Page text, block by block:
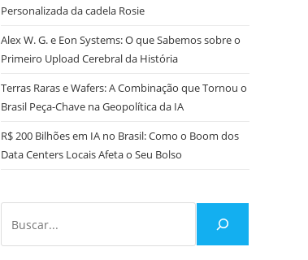
Personalizada da cadela Rosie
Alex W. G. e Eon Systems: O que Sabemos sobre o
Primeiro Upload Cerebral da História
Terras Raras e Wafers: A Combinação que Tornou o
Brasil Peça-Chave na Geopolítica da IA
R$ 200 Bilhões em IA no Brasil: Como o Boom dos
Data Centers Locais Afeta o Seu Bolso